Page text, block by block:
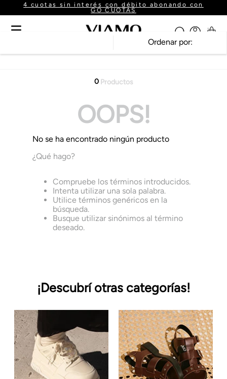
4 cuotas sin interés con débito abonando con
GO CUOTAS
Ordenar por
0 Productos
OOPS!
No se ha encontrado ningún producto
¿Qué hago?
Compruebe los términos introducidos.
Intenta utilizar una sola palabra.
Utilice términos genéricos en la
búsqueda.
Busque utilizar sinónimos al término
deseado.
¡Descubrí otras categorías!